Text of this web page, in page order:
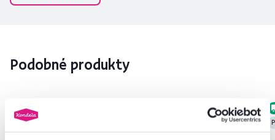
Podobné produkty
Zadarmo